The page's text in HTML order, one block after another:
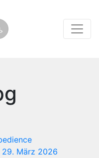
29. März 2026